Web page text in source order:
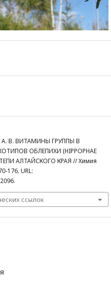
А. В. ВИТАМИНЫ ГРУППЫ В
ОБЛЕПИХИ (HIPPOPHAE
АЛТАЙСКОГО КРАЯ // Химия
176. URL:
ссылок